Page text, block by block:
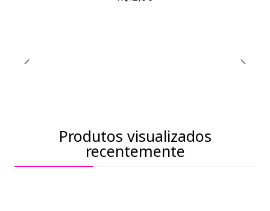
Produtos visualizados
recentemente